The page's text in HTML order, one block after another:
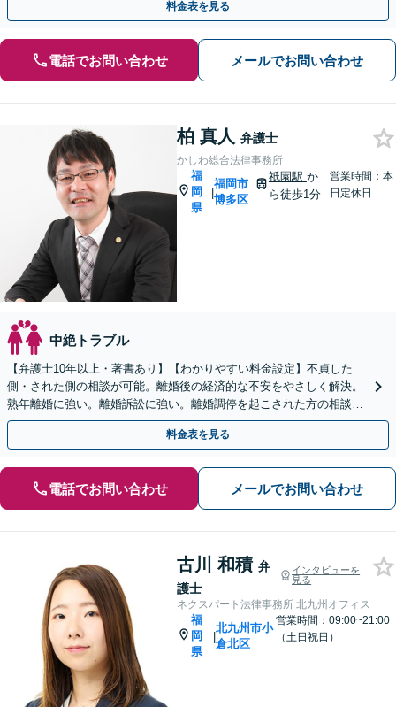
料金表を見る
電話でお問い合わせ メールでお問い合わせ
柏 真人 弁護士
かしわ総合法律事務所
福
岡
県
|
福岡市
博多区
祇園駅 か
ら徒歩1分
営業時間：本
日定休日
中絶トラブル
【弁護士10年以上・著書あり】【わかりやすい料金設定】不貞した
側・された側の相談が可能。離婚後の経済的な不安をやさしく解決。
熟年離婚に強い。離婚訴訟に強い。離婚調停を起こされた方の相談に
も対応しています。
料金表を見る
電話でお問い合わせ メールでお問い合わせ
古川 和積 弁
護士
インタビューを
見る
ネクスパート法律事務所 北九州オフィス
福
岡
県
|
北九州市小
倉北区
営業時間：09:00~21:00
（土日祝日）